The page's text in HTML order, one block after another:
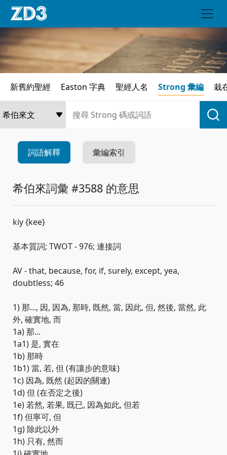
新舊約聖經 Easton 字典 聖經人名 Strong 彙編 栽
詞語解釋 彙編索引
希伯來詞彙 #3588 的意思
kiy {kee}
基本質詞; TWOT - 976; 連接詞
AV - that, because, for, if, surely, except, yea,
doubtless; 46
1) 那..., 因, 因為, 那時, 既然, 當, 因此, 但, 然後, 當然, 此
外, 確實地, 而
1a) 那...
1a1) 是, 實在
1b) 那時
1b1) 當, 若, 但 (有讓步的意味)
1c) 因為, 既然 (起因的關連)
1d) 但 (在否定之後)
1e) 若然, 若果, 既已, 因為如此, 但若
1f) 但寧可, 但
1g) 除此以外
1h) 只有, 然而